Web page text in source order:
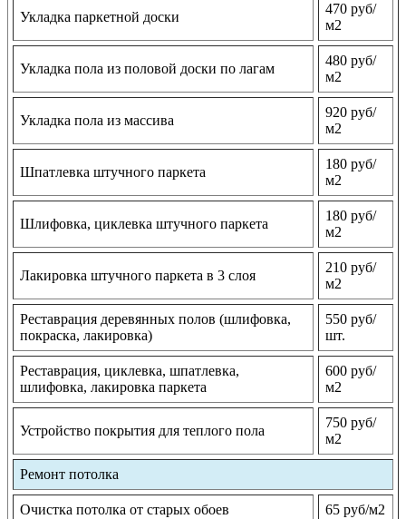
Укладка паркетной доски
470 руб/
м2
Укладка пола из половой доски по лагам
480 руб/
м2
Укладка пола из массива
920 руб/
м2
Шпатлевка штучного паркета
180 руб/
м2
Шлифовка, циклевка штучного паркета
180 руб/
м2
Лакировка штучного паркета в 3 слоя
210 руб/
м2
Реставрация деревянных полов (шлифовка,
покраска, лакировка)
550 руб/
шт.
Реставрация, циклевка, шпатлевка,
шлифовка, лакировка паркета
600 руб/
м2
Устройство покрытия для теплого пола
750 руб/
м2
Ремонт потолка
Очистка потолка от старых обоев 65 руб/м2